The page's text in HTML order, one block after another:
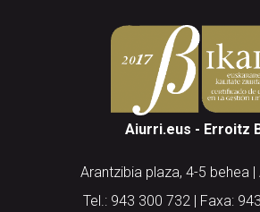
Aiurri.eus - Erroitz
Arantzibia plaza, 4-5 behea |
Tel.: 943 300 732 | Faxa: